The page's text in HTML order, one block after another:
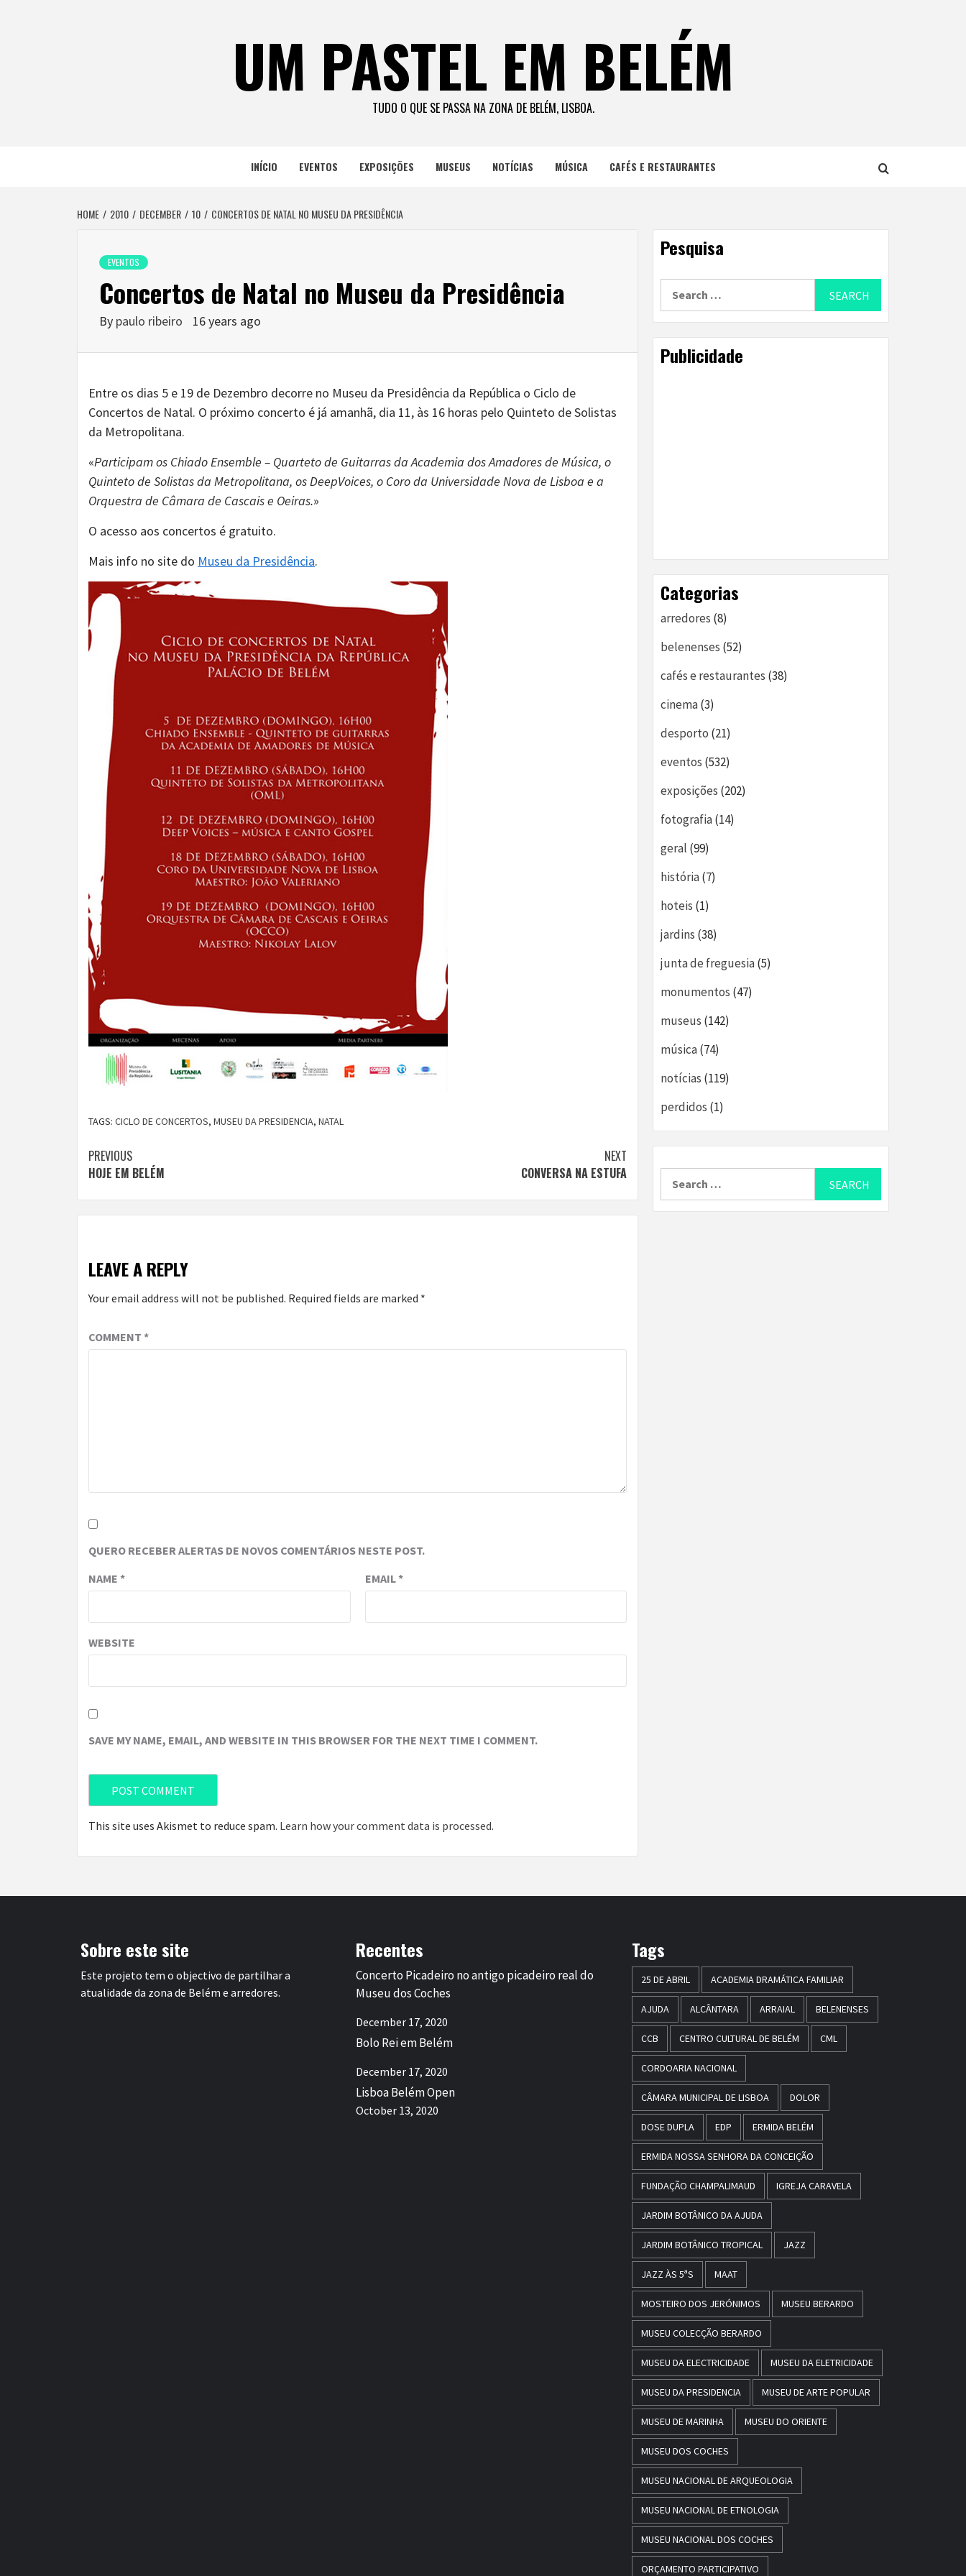
UM PASTEL EM BELÉM
TUDO O QUE SE PASSA NA ZONA DE BELÉM, LISBOA.
INÍCIO EVENTOS EXPOSIÇÕES MUSEUS NOTÍCIAS MÚSICA CAFÉS E RESTAURANTES
HOME 2010 DECEMBER 10 CONCERTOS DE NATAL NO MUSEU DA PRESIDÊNCIA
EVENTOS
Concertos de Natal no Museu da Presidência
By paulo ribeiro 16 years ago
Entre os dias 5 e 19 de Dezembro decorre no Museu da Presidência da República o Ciclo de
Concertos de Natal. O próximo concerto é já amanhã, dia 11, às 16 horas pelo Quinteto de Solistas
da Metropolitana.
«Participam os Chiado Ensemble – Quarteto de Guitarras da Academia dos Amadores de Música, o
Quinteto de Solistas da Metropolitana, os DeepVoices, o Coro da Universidade Nova de Lisboa e a
Orquestra de Câmara de Cascais e Oeiras.»
O acesso aos concertos é gratuito.
Mais info no site do Museu da Presidência.
TAGS: CICLO DE CONCERTOS, MUSEU DA PRESIDENCIA, NATAL
Continue
Reading
PREVIOUS
HOJE EM BELÉM
NEXT
CONVERSA NA ESTUFA
LEAVE A REPLY
Your email address will not be published. Required fields are marked *
COMMENT *
QUERO RECEBER ALERTAS DE NOVOS COMENTÁRIOS NESTE POST.
NAME * EMAIL*
WEBSITE
SAVE MY NAME, EMAIL, AND WEBSITE IN THIS BROWSER FOR THE NEXT TIME I COMMENT.
This site uses Akismet to reduce spam. Learn how your comment data is processed.
Pesquisa
Publicidade
Categorias
arredores (8)
belenenses (52)
cafés e restaurantes (38)
cinema(3)
desporto (21)
eventos (532)
exposições (202)
fotografia(14)
geral (99)
história(7)
hoteis (1)
jardins (38)
junta de freguesia(5)
monumentos (47)
museus (142)
música(74)
notícias (119)
perdidos (1)
Sobre este site
Este projeto tem o objectivo de partilhar a
atualidade da zona de Belém e arredores.
Recentes
Concerto Picadeiro no antigo picadeiro real do
Museu dos Coches
December 17, 2020
Bolo Rei em Belém
December 17, 2020
Lisboa Belém Open
October 13, 2020
Tags
25 DE ABRIL ACADEMIA DRAMÁTICA FAMILIAR
AJUDA ALCÂNTARA ARRAIAL BELENENSES
CCB CENTRO CULTURAL DE BELÉM CML
CORDOARIA NACIONAL
CÂMARA MUNICIPAL DE LISBOA DOLOR
DOSE DUPLA EDP ERMIDA BELÉM
ERMIDA NOSSA SENHORA DA CONCEIÇÃO
FUNDAÇÃO CHAMPALIMAUD IGREJA CARAVELA
JARDIM BOTÂNICO DA AJUDA
JARDIM BOTÂNICO TROPICAL JAZZ
JAZZ ÀS 5ªS MAAT
MOSTEIRO DOS JERÓNIMOS MUSEU BERARDO
MUSEU COLECÇÃO BERARDO
MUSEU DA ELECTRICIDADE MUSEU DA ELETRICIDADE
MUSEU DA PRESIDENCIA MUSEU DE ARTE POPULAR
MUSEU DE MARINHA MUSEU DO ORIENTE
MUSEU DOS COCHES
MUSEU NACIONAL DE ARQUEOLOGIA
MUSEU NACIONAL DE ETNOLOGIA
MUSEU NACIONAL DOS COCHES
ORÇAMENTO PARTICIPATIVO